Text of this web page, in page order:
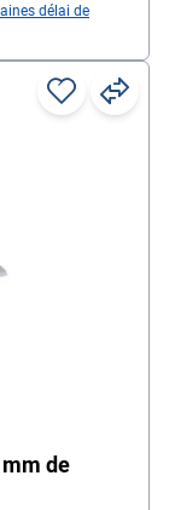
délai de
de